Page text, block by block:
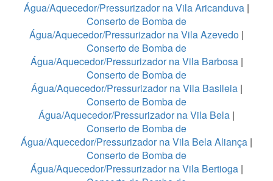
Água/Aquecedor/Pressurizador na Vila Aricanduva |
Conserto de Bomba de
Água/Aquecedor/Pressurizador na Vila Azevedo |
Conserto de Bomba de
Água/Aquecedor/Pressurizador na Vila Barbosa|
Conserto de Bomba de
Água/Aquecedor/Pressurizador na Vila Basileia|
Conserto de Bomba de
Água/Aquecedor/Pressurizador na Vila Bela |
Conserto de Bomba de
Água/Aquecedor/Pressurizador na Vila Bela Aliança |
Conserto de Bomba de
Água/Aquecedor/Pressurizador na Vila Bertioga|